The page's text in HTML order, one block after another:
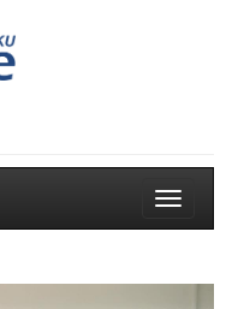
Toggle